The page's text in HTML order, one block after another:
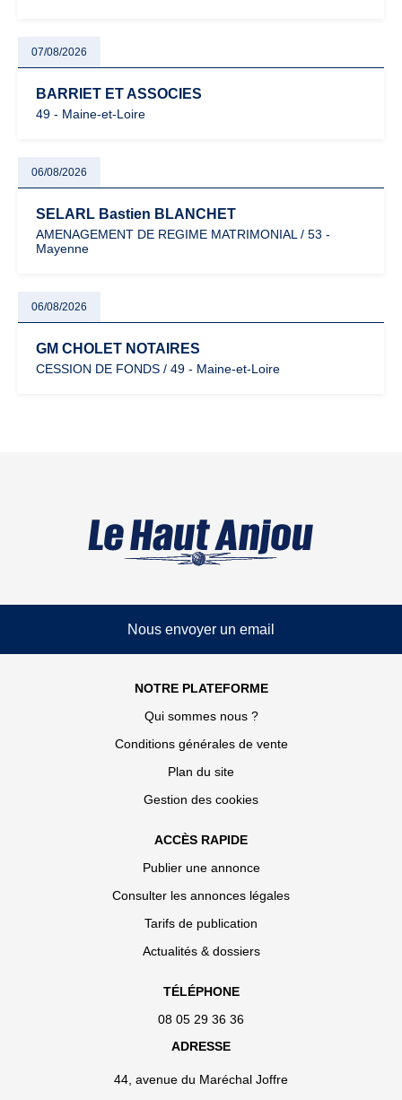
07/08/2026
BARRIET ET ASSOCIES
49 - Maine-et-Loire
06/08/2026
SELARL Bastien BLANCHET
AMENAGEMENT DE REGIME MATRIMONIAL / 53 -
Mayenne
06/08/2026
GM CHOLET NOTAIRES
CESSION DE FONDS / 49 - Maine-et-Loire
Nous envoyer un email
NOTRE PLATEFORME
Qui sommes nous ?
Conditions générales de vente
Plan du site
Gestion des cookies
ACCÈS RAPIDE
Publier une annonce
Consulter les annonces légales
Tarifs de publication
Actualités & dossiers
TÉLÉPHONE
08 05 29 36 36
ADRESSE
44, avenue du Maréchal Joffre